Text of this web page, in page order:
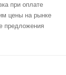
при оплате
цены на рынке
предложения